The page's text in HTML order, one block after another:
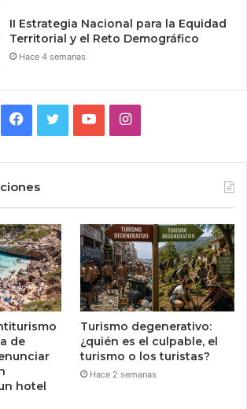
II Estrategia Nacional para la Equidad
Territorial y el Reto Demográfico
Hace 4 semanas
Facebook
TwitterYouTubeInstagram
de
hotel
Turismo degenerativo:
¿quién es el culpable, el
turismo o los turistas?
Hace 2 semanas